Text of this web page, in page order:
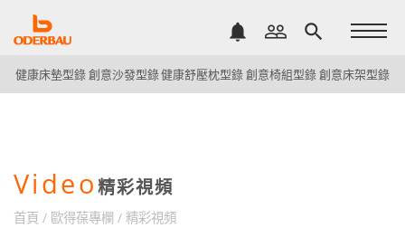
notifications people_outline search
健康床墊型錄創意沙發型錄健康舒壓枕型錄創意椅組型錄創意床架型錄
Video精彩視頻
首頁 / 歐得葆專欄 / 精彩視頻